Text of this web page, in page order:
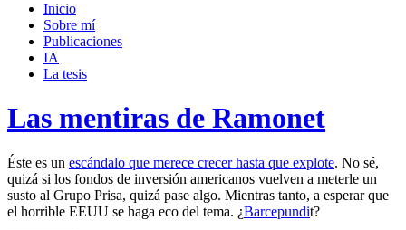
campo
búsqueda
Inicio
Sobre mí­
Publicaciones
IA
La tesis
Las mentiras de Ramonet
Éste es un escándalo que merece crecer hasta que explote. No sé,
quizá si los fondos de inversión americanos vuelven a meterle un
susto al Grupo Prisa, quizá pase algo. Mientras tanto, a esperar que
el horrible EEUU se haga eco del tema. ¿Barcepundit?